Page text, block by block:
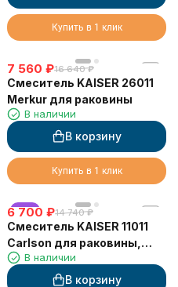
Купить в 1 клик
7 560 ₽16 640 ₽
Смеситель KAISER 26011
Merkur для раковины
В наличии
В корзину
Купить в 1 клик
хит
6 700 ₽14 740 ₽
Смеситель KAISER 11011
Carlson для раковины,
хромВ наличии
В корзину